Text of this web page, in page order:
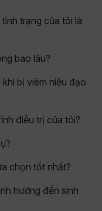
trạng của tôi là
bao lâu?
bị viêm niệu đạo
điều trị của tôi?
chọn tốt nhất?
hưởng đến sinh